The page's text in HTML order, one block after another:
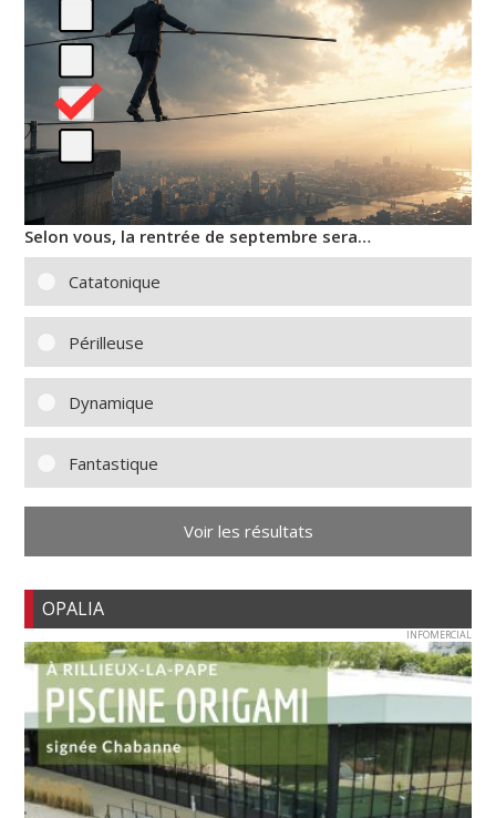
Selon vous, la rentrée de septembre sera…
Catatonique
Périlleuse
Dynamique
Fantastique
Voir les résultats
OPALIA
INFOMERCIAL